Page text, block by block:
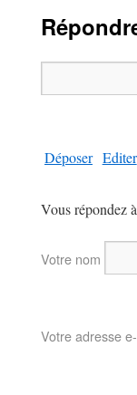
Déposer Editer
Vous répondez
Votre nom
Votre adresse